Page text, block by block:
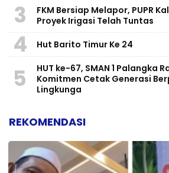
3
FKM Bersiap Melapor, PUPR
Proyek Irigasi Telah Tuntas
4 Hut Barito Timur Ke 24
5
HUT ke-67, SMAN 1 Palangka
Komitmen Cetak Generasi
Lingkunga
REKOMENDASI